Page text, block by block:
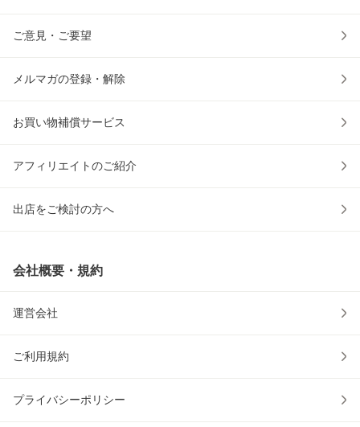
ご意見・ご要望
メルマガの登録・解除
お買い物補償サービス
アフィリエイトのご紹介
出店をご検討の方へ
会社概要・規約
運営会社
ご利用規約
プライバシーポリシー